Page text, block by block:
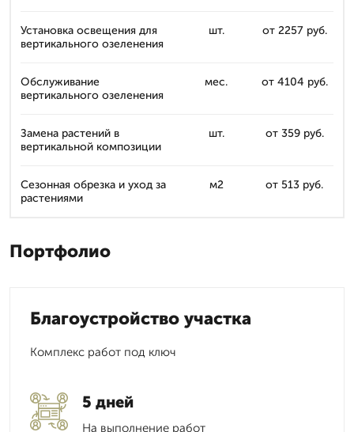
Установка освещения для
вертикального озеленения
шт. от 2257 руб.
Обслуживание
вертикального озеленения
мес. от 4104 руб.
Замена растений в
вертикальной композиции
шт. от 359 руб.
Сезонная обрезка и уход за
растениями
м2 от 513 руб.
Портфолио
Благоустройство участка
Комплекс работ под ключ
5 дней
На выполнение работ